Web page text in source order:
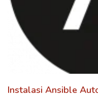
Instalasi Ansible